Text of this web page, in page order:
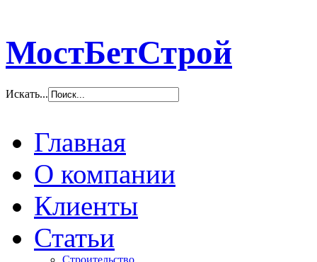
МостБетСтрой
Искать...
Главная
О компании
Клиенты
Статьи
Строительство